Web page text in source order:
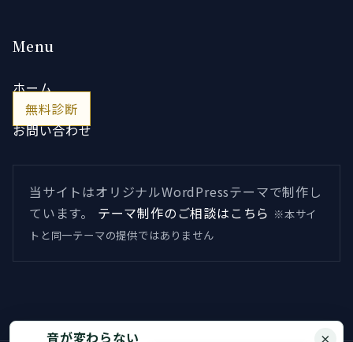
Menu
ホーム
無料診断
お問い合わせ
当サイトはオリジナルWordPressテーマで制作し
ています。
テーマ制作のご相談はこちら ※本サイ
トと同一テーマの提供ではありません
音が変わらない